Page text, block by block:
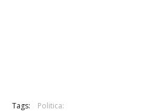
Tags: Politica: